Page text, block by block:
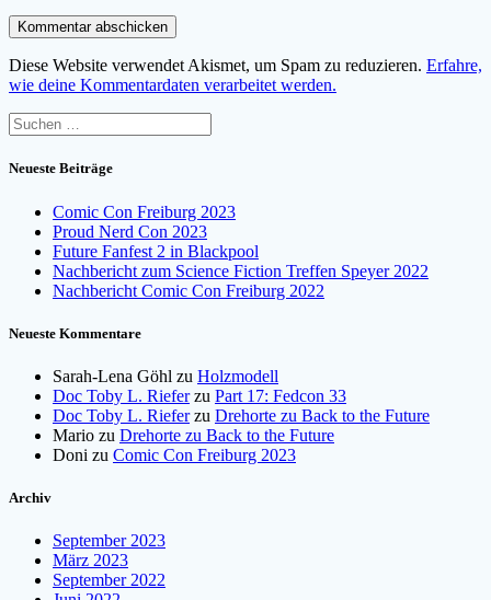
Diese Website verwendet Akismet, um Spam zu reduzieren. Erfahre,
wie deine Kommentardaten verarbeitet werden.
Suchen
nach:
Neueste Beiträge
Comic Con Freiburg 2023
Proud Nerd Con 2023
Future Fanfest 2 in Blackpool
Nachbericht zum Science Fiction Treffen Speyer 2022
Nachbericht Comic Con Freiburg 2022
Neueste Kommentare
Sarah-Lena Göhl zu Holzmodell
Doc Toby L. Rieferzu Part 17: Fedcon 33
Doc Toby L. Rieferzu Drehorte zu Back to the Future
Mario zu Drehorte zu Back to the Future
Doni zu Comic Con Freiburg 2023
Archiv
September 2023
März 2023
September 2022